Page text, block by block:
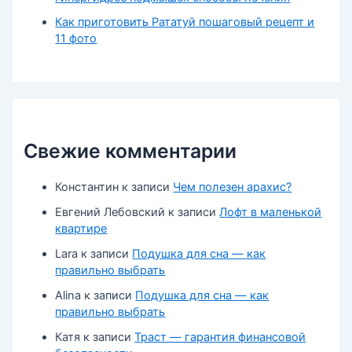
Как приготовить Рататуй пошаговый рецепт и
11 фото
Свежие комментарии
Константин к записи Чем полезен арахис?
Евгений Лебовский к записиЛофт в маленькой
квартире
Lara к записи Подушка для сна — как
правильно выбрать
Alina к записи Подушка для сна — как
правильно выбрать
Катя к записиТраст — гарантия финансовой